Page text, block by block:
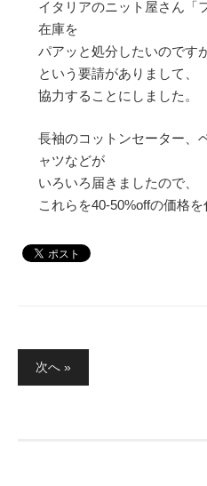
イタリアのニット屋さん「
在庫を
パアッと処分したいのですが
という要請がありまして、
協力することにしました。
長袖のコットンセーター、
ャツなどが
いろいろ届きましたので、
これらを40-50%offの価格を
次へ »